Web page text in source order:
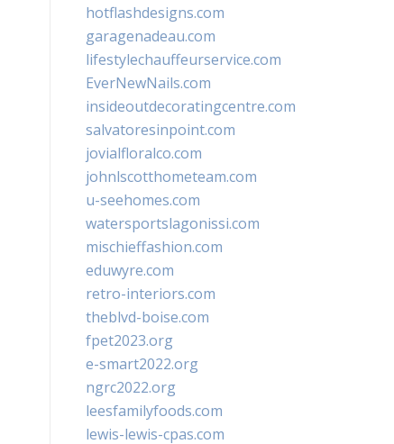
hotflashdesigns.com
garagenadeau.com
lifestylechauffeurservice.com
EverNewNails.com
insideoutdecoratingcentre.com
salvatoresinpoint.com
jovialfloralco.com
johnlscotthometeam.com
u-seehomes.com
watersportslagonissi.com
mischieffashion.com
eduwyre.com
retro-interiors.com
theblvd-boise.com
fpet2023.org
e-smart2022.org
ngrc2022.org
leesfamilyfoods.com
lewis-lewis-cpas.com